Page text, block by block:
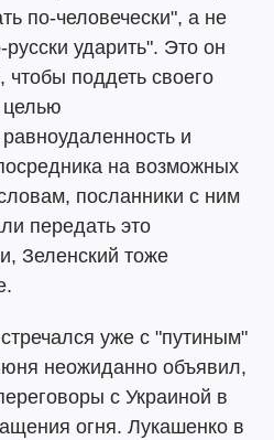
по-человечески", а не
ударить". Это он
чтобы поддеть своего
целью
и
на возможных
посланники с ним
передать это
Зеленский тоже
уже с "путиным"
неожиданно объявил,
с Украиной в
огня. Лукашенко в